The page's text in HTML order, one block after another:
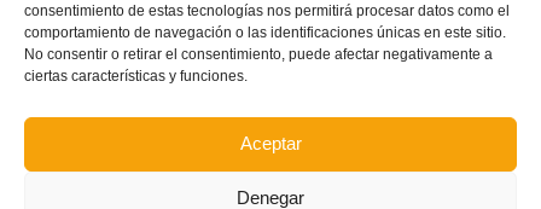
consentimiento de estas tecnologías nos permitirá procesar datos como el
comportamiento de navegación o las identificaciones únicas en este sitio.
No consentir o retirar el consentimiento, puede afectar negativamente a
ciertas características y funciones.
Aceptar
Denegar